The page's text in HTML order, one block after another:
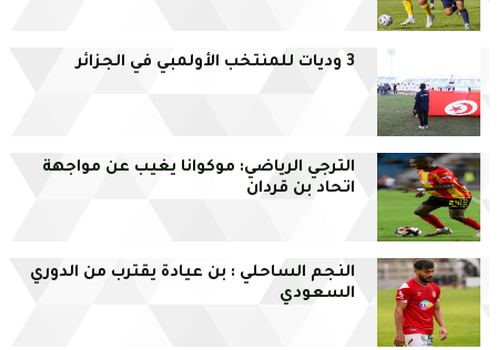
3 وديات للمنتخب الأولمبي في الجزائر
الترجي الرياضي: موكوانا يغيب عن مواجهة
اتحاد بن قردان
النجم الساحلي : بن عيادة يقترب من الدوري
السعودي